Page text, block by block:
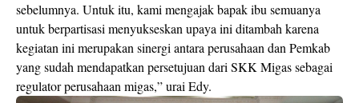
sebelumnya. Untuk itu, kami mengajak bapak ibu semuanya
untuk berpartisasi menyukseskan upaya ini ditambah karena
kegiatan ini merupakan sinergi antara perusahaan dan Pemkab
yang sudah mendapatkan persetujuan dari SKK Migas sebagai
regulator perusahaan migas,” urai Edy.